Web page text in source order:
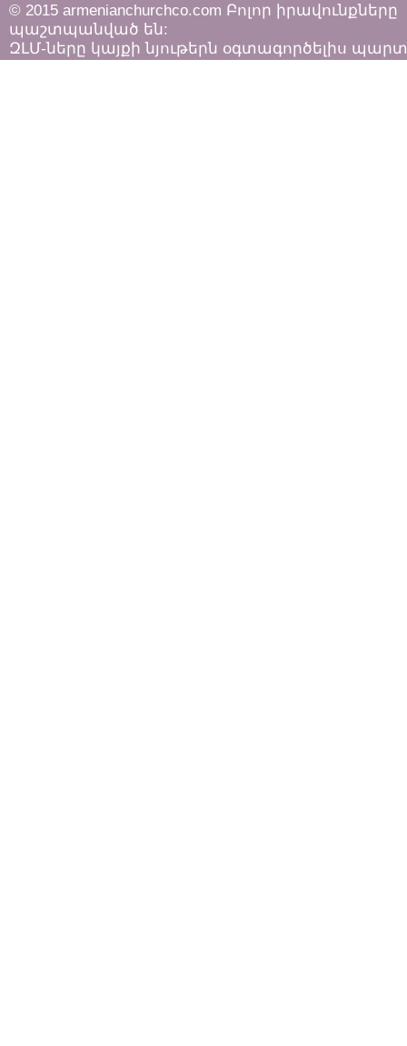
© 2015 armenianchurchco.com Բոլոր իրավունքները
պաշտպանված են:
ԶԼՄ-ները կայքի նյութերն օգտագործելիս